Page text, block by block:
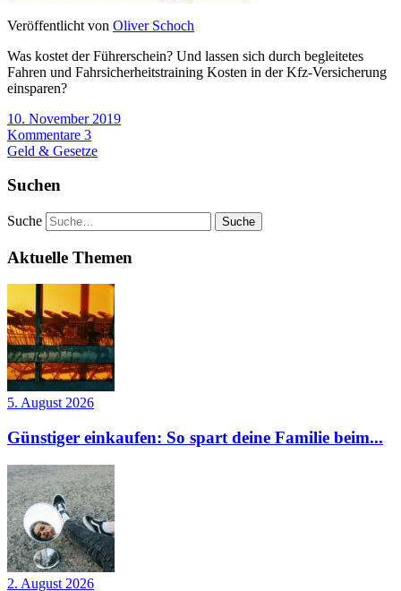
Veröffentlicht von Oliver Schoch
Was kostet der Führerschein? Und lassen sich durch begleitetes
Fahren und Fahrsicherheitstraining Kosten in der Kfz-Versicherung
einsparen?
10. November 2019
Kommentare 3
Geld & Gesetze
Suchen
Suche
Aktuelle Themen
5. August 2026
Günstiger einkaufen: So spart deine Familie beim...
2. August 2026